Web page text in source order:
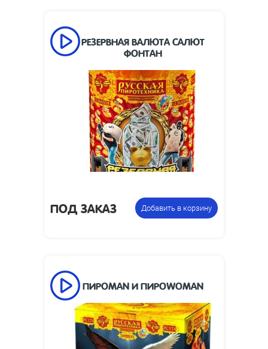
РЕЗЕРВНАЯ ВАЛЮТА САЛЮТ
ФОНТАН
Число залпов:
12
Время работы, сек:
35
Высота взлета, м:
35
1 дюйм
Размеры упаковки, мм:
146 х 175
Цена указана за
фасовку:
Фейерверк +
фонтан
ПОД ЗАКАЗ Добавить в корзину
ПИРОMAN И ПИРОWOMAN
Число залпов:
18
Время работы, сек:
70
Высота взлета, м:
40